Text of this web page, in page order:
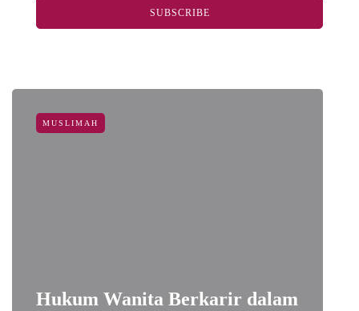
MUSLIMAH
Hukum Wanita Berkarir dalam
SUBSCRIBE